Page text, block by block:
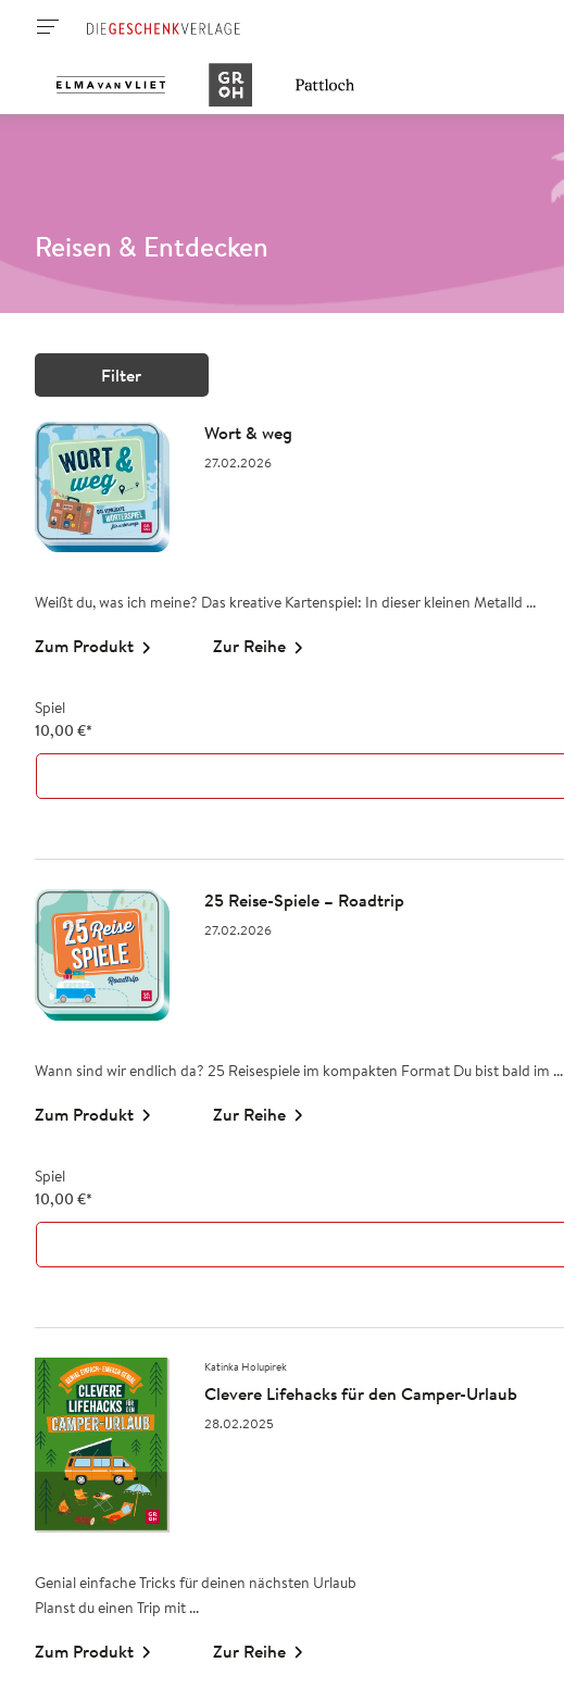
Reisen & Entdecken
Filter
Wort & weg
27.02.2026
Weißt du, was ich meine? Das kreative Kartenspiel: In dieser kleinen Metalld ...
Zum Produkt Zur Reihe
Spiel
10,00 €*
25 Reise-Spiele – Roadtrip
27.02.2026
Wann sind wir endlich da? 25 Reisespiele im kompakten Format Du bist bald im ...
Zum Produkt Zur Reihe
Spiel
10,00 €*
Katinka Holupirek
Clevere Lifehacks für den Camper-Urlaub
28.02.2025
Genial einfache Tricks für deinen nächsten Urlaub
Planst du einen Trip mit ...
Zum Produkt Zur Reihe